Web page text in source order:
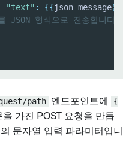
"text" : {{json message}
JSON 형식으로 전송합니다.
path 엔드포인트에
{
을 가진 POST 요청을 만듭
문자열 입력 파라미터입니